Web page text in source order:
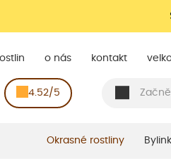
o nás kontakt
4.52/5
Okrasné rostliny